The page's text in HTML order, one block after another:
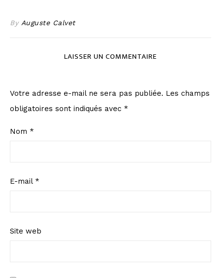
By Auguste Calvet
LAISSER UN COMMENTAIRE
Votre adresse e-mail ne sera pas publiée. Les champs
obligatoires sont indiqués avec *
Nom *
E-mail *
Site web